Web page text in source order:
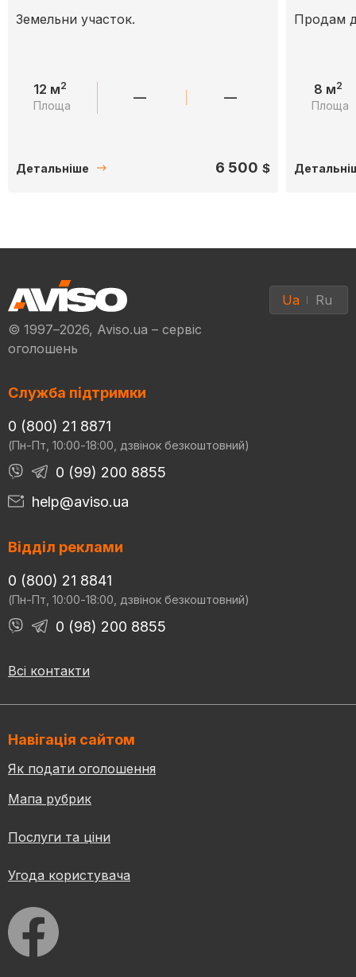
Земельни участок.
12 м2
Площа — —
Детальніше 6 500 $
Продам
8 м2
Площа
© 1997–2026, Aviso.ua – сервіс
оголошень
Ua Ru
Служба підтримки
0 (800) 21 8871
(Пн-Пт, 10:00-18:00, дзвінок безкоштовний)
0 (99) 200 8855
help@aviso.ua
Відділ реклами
0 (800) 21 8841
(Пн-Пт, 10:00-18:00, дзвінок безкоштовний)
0 (98) 200 8855
Всі контакти
Навігація сайтом
Як подати оголошення
Мапа рубрик
Послуги та ціни
Угода користувача